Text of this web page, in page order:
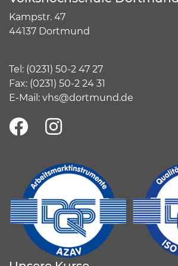
Kampstr. 47
44137 Dortmund
Tel: (0231) 50-2 47 27
Fax: (0231) 50-2 24 31
E-Mail: vhs@dortmund.de